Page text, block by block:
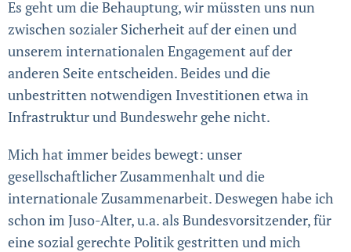
Es geht um die Behauptung, wir müssten uns nun
zwischen sozialer Sicherheit auf der einen und
unserem internationalen Engagement auf der
anderen Seite entscheiden. Beides und die
unbestritten notwendigen Investitionen etwa in
Infrastruktur und Bundeswehr gehe nicht.
Mich hat immer beides bewegt: unser
gesellschaftlicher Zusammenhalt und die
internationale Zusammenarbeit. Deswegen habe ich
schon im Juso-Alter, u.a. als Bundesvorsitzender, für
eine sozial gerechte Politik gestritten und mich